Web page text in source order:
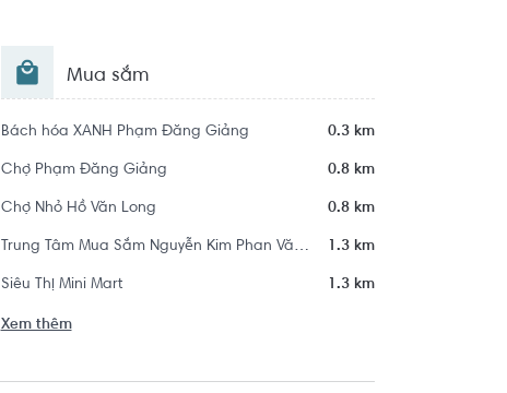
Mua sắm
Bách hóa XANH Phạm Đăng Giảng 0.3 km
Chợ Phạm Đăng Giảng 0.8 km
Chợ Nhỏ Hồ Văn Long 0.8 km
Trung Tâm Mua Sắm Nguyễn Kim Phan Văn Hớn 1.3 km
Siêu Thị Mini Mart 1.3 km
Xem thêm